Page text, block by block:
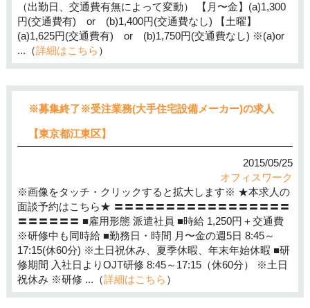
（出勤日、交通費有無によって変動） 【月〜金】(a)1,300
円(交通費有) or (b)1,400円(交通費なし) 【土曜】
(a)1,625円(交通費有) or (b)1,750円(交通費なし) ※(a)or
...（詳細はこちら ）
※募集終了※受注業務(大手住宅設備メーカー)の求人
【東京都江東区】
2015/05/25
オフィスワーク
※画像をタッチ・クリックすると拡大します※ ★本求人の
面談予約はこちら★ 〓〓〓〓〓〓〓〓〓〓〓〓〓〓〓〓〓
〓〓〓〓〓〓 ■雇用形態 派遣社員 ■時給 1,250円＋交通費
※研修中も同時給 ■勤務日・時間 月〜金の週5日 8:45～
17:15(休60分) ※土日祝休み、夏季休暇、年末年始休暇 ■研
修期間 入社日よりOJT研修 8:45～17:15（休60分） ※土日
祝休み ※研修 ...（詳細はこちら ）